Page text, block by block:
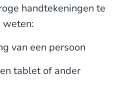
handtekeningen te
weten:
van een persoon
tablet of ander